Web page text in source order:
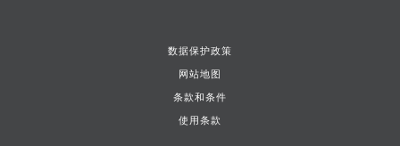
数据保护政策
网站地图
条款和条件
使用条款